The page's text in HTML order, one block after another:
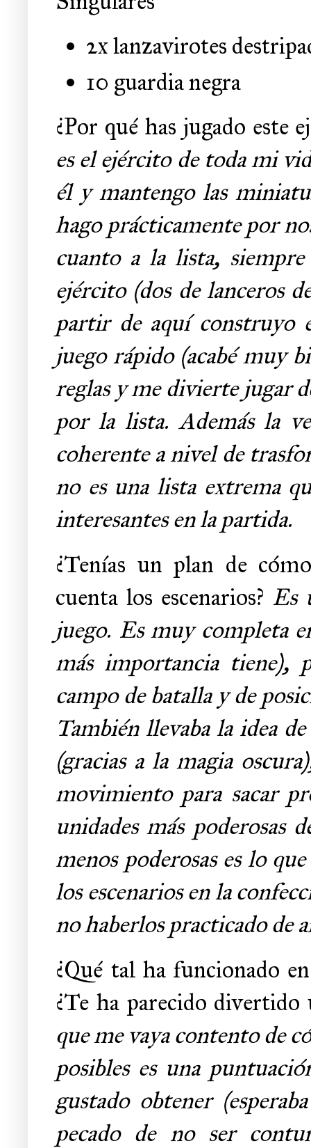
2x lanzavirotes
10 guardia negra
¿Por qué has jugado este
es el ejército de toda mi
él y mantengo las
hago prácticamente por
cuanto a la lista,
ejército (dos de lanceros
partir de aquí construyo
juego rápido (acabé muy
reglas y me divierte jugar
por la lista. Además la
coherente a nivel de
no es una lista extrema
interesantes en la partida.
¿Tenías un plan de
cuenta los escenarios? Es
juego. Es muy completa
más importancia tiene),
campo de batalla y de
También llevaba la idea
(gracias a la magia
movimiento para sacar
unidades más
menos poderosas es lo
los escenarios en la
no haberlos practicado de
¿Qué tal ha funcionado
¿Te ha parecido divertido
que me vaya contento de
posibles es una
gustado obtener
pecado de no ser